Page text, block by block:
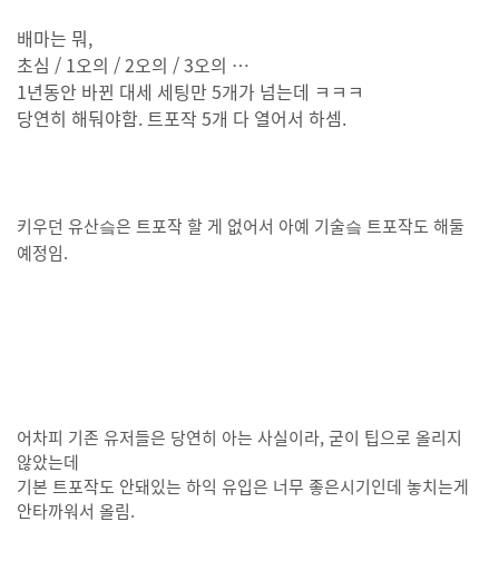
배마는 뭐,
초심 / 1오의 / 2오의 / 3오의 …
1년동안 바뀐 대세 세팅만 5개가 넘는데 ㅋㅋㅋ
당연히 해둬야함. 트포작 5개 다 열어서 하셈.
키우던 유산슼은 트포작 할 게 없어서 아예 기술슼 트포작도 해둘
예정임.
어차피 기존 유저들은 당연히 아는 사실이라, 굳이 팁으로 올리지
않았는데
기본 트포작도 안돼있는 하익 유입은 너무 좋은시기인데 놓치는게
안타까워서 올림.